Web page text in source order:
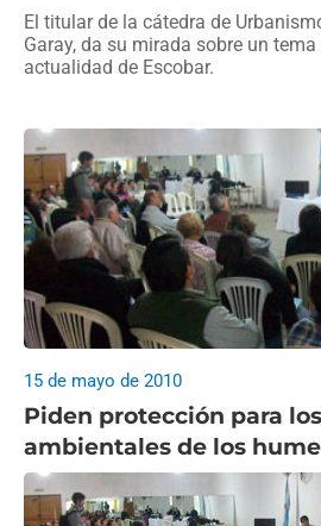
El titular de la cátedra de
Garay, da su mirada sobre un
actualidad de Escobar.
Piden protección para
ambientales de los
15 de mayo de 2010